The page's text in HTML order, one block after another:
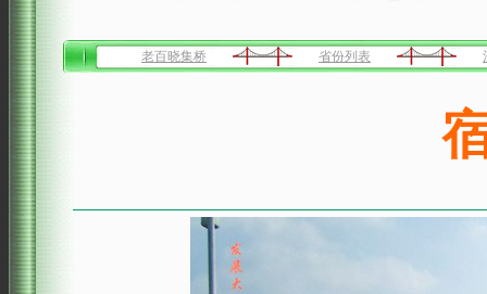
老百晓集桥 省份列表